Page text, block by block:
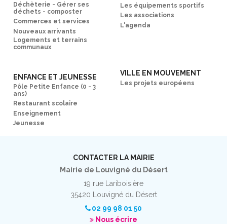
Déchèterie - Gérer ses
déchets - composter
Commerces et services
Nouveaux arrivants
Logements et terrains
communaux
Les équipements sportifs
Les associations
L'agenda
ENFANCE ET JEUNESSE
Pôle Petite Enfance (0 - 3
ans)
Restaurant scolaire
Enseignement
Jeunesse
VILLE EN MOUVEMENT
Les projets européens
CONTACTER LA MAIRIE
Mairie de Louvigné du Désert
19 rue Lariboisière
35420 Louvigné du Désert
02 99 98 01 50
Nous écrire